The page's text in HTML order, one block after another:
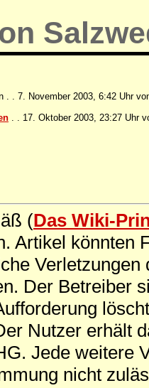
. . 7. November 2003, 6:42 Uhr
. . 17. Oktober 2003, 23:27 Uhr
(Das Wiki-
Artikel könnten
Der Betreiber
Nutzer erhält
Jede weitere
nicht